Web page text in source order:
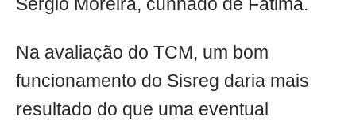
Sérgio Moreira, cunhado de Fátima.
Na avaliação do TCM, um bom
funcionamento do Sisreg daria mais
resultado do que uma eventual